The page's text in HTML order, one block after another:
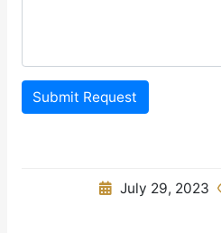
Submit Request
July 29, 2023